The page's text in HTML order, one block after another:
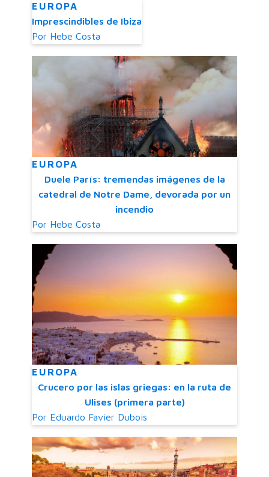
EUROPA
Imprescindibles de Ibiza
Por Hebe Costa
EUROPA
Duele París: tremendas imágenes de la
catedral de Notre Dame, devorada por un
incendio
Por Hebe Costa
EUROPA
Crucero por las islas griegas: en la ruta de
Ulises (primera parte)
Por Eduardo Favier Dubois